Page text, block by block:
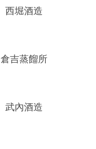
西堀酒造
倉吉蒸餾所
武內酒造